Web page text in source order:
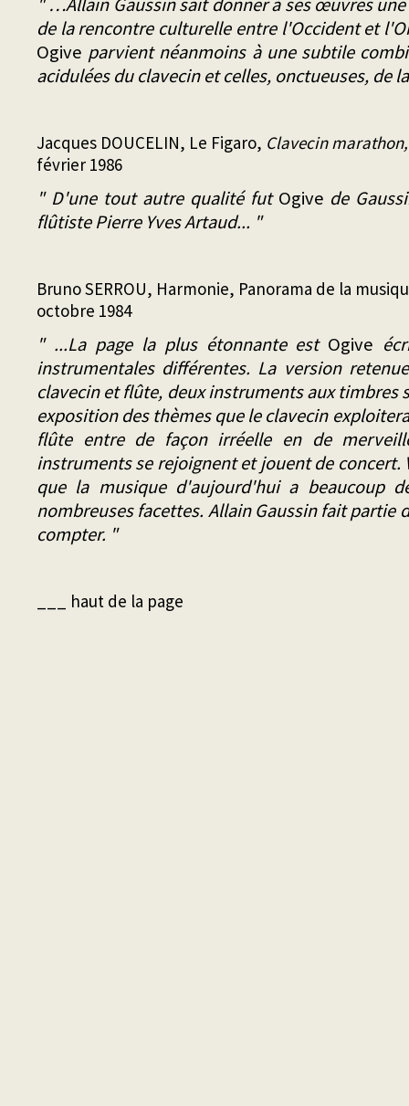
de la rencontre culturelle entre l'Occident et
Ogive parvient néanmoins à une subtile
acidulées du clavecin et celles, onctueuses, de
Jacques DOUCELIN, Le Figaro, Clavecin
février 1986
" D'une tout autre qualité fut Ogive de
flûtiste Pierre Yves Artaud... "
Bruno SERROU, Harmonie, Panorama de la
octobre 1984
" ...La page la plus étonnante est Ogive
instrumentales différentes. La version
clavecin et flûte, deux instruments aux timbres
exposition des thèmes que le clavecin
flûte entre de façon irréelle en de
instruments se rejoignent et jouent de concert.
que la musique d'aujourd'hui a beaucoup
nombreuses facettes. Allain Gaussin fait partie
compter. "
___ haut de la page